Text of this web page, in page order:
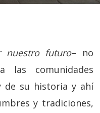
nuestro futuro– no
las comunidades
de su historia y ahí
y tradiciones,